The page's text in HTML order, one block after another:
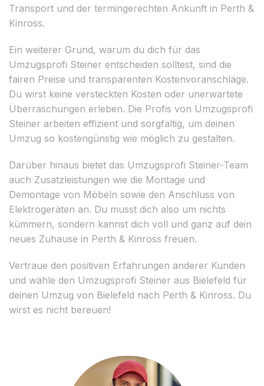
Transport und der termingerechten Ankunft in Perth &
Kinross.
Ein weiterer Grund, warum du dich für das
Umzugsprofi Steiner entscheiden solltest, sind die
fairen Preise und transparenten Kostenvoranschläge.
Du wirst keine versteckten Kosten oder unerwartete
Überraschungen erleben. Die Profis von Umzugsprofi
Steiner arbeiten effizient und sorgfältig, um deinen
Umzug so kostengünstig wie möglich zu gestalten.
Darüber hinaus bietet das Umzugsprofi Steiner-Team
auch Zusatzleistungen wie die Montage und
Demontage von Möbeln sowie den Anschluss von
Elektrogeräten an. Du musst dich also um nichts
kümmern, sondern kannst dich voll und ganz auf dein
neues Zuhause in Perth & Kinross freuen.
Vertraue den positiven Erfahrungen anderer Kunden
und wähle den Umzugsprofi Steiner aus Bielefeld für
deinen Umzug von Bielefeld nach Perth & Kinross. Du
wirst es nicht bereuen!